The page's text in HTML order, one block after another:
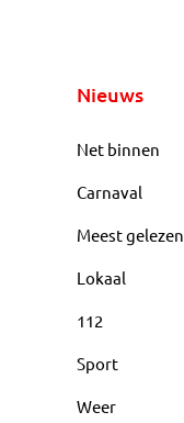
Nieuws
Net binnen
Carnaval
Meest gelezen
Lokaal
112
Sport
Weer